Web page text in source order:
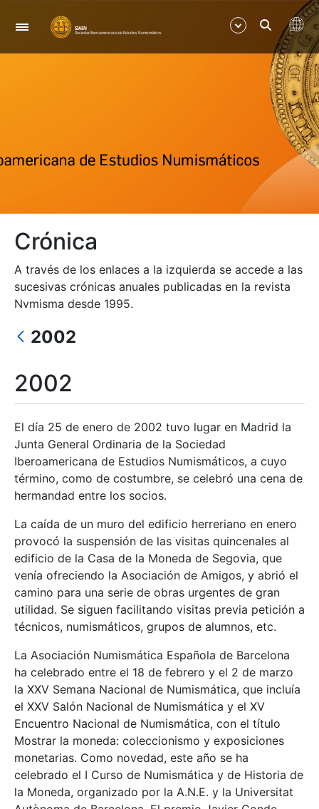
Nabigazioa
Erakutsi/Ezkutatu
Erakutsi/Ezkutatu
Erakutsi/Ezkutatu
Crónica
A través de los enlaces a la izquierda se accede a las
sucesivas crónicas anuales publicadas en la revista
Nvmisma desde 1995.
2002
2002
El día 25 de enero de 2002 tuvo lugar en Madrid la
Junta General Ordinaria de la Sociedad
Iberoamericana de Estudios Numismáticos, a cuyo
término, como de costumbre, se celebró una cena de
hermandad entre los socios.
La caída de un muro del edificio herreriano en enero
provocó la suspensión de las visitas quincenales al
edificio de la Casa de la Moneda de Segovia, que
venía ofreciendo la Asociación de Amigos, y abrió el
camino para una serie de obras urgentes de gran
utilidad. Se siguen facilitando visitas previa petición a
técnicos, numismáticos, grupos de alumnos, etc.
La Asociación Numismática Española de Barcelona
ha celebrado entre el 18 de febrero y el 2 de marzo
la XXV Semana Nacional de Numismática, que incluía
el XXV Salón Nacional de Numismática y el XV
Encuentro Nacional de Numismática, con el título
Mostrar la moneda: coleccionismo y exposiciones
monetarias. Como novedad, este año se ha
celebrado el I Curso de Numismática y de Historia de
la Moneda, organizado por la A.N.E. y la Universitat